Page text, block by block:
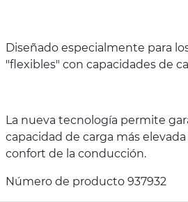
Diseñado especialmente para
"flexibles" con capacidades de
La nueva tecnología permite
capacidad de carga más
confort de la conducción.
Número de producto 937932